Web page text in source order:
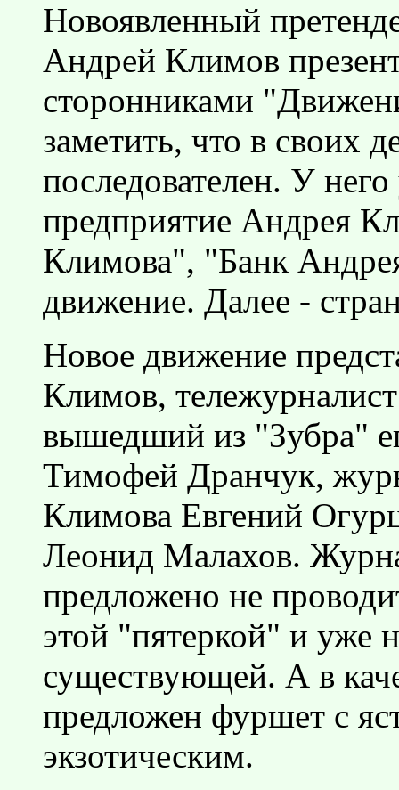
Новоявленный
Андрей Климов
сторонниками
заметить, что в своих
последователен. У
предприятие Андрея
Климова", "Банк
движение. Далее -
Новое движение
Климов,
вышедший из "Зубра"
Тимофей Дранчук,
Климова Евгений
Леонид Малахов.
предложено не
этой "пятеркой" и уже
существующей. А в
предложен фуршет с
экзотическим.